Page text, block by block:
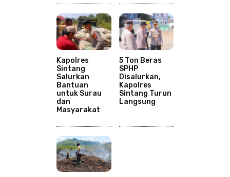
Kapolres
Sintang
Salurkan
Bantuan
untuk Surau
dan
Masyarakat
5 Ton Beras
SPHP
Disalurkan,
Kapolres
Sintang Turun
Langsung